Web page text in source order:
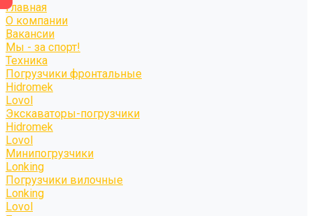
Главная
О компании
Вакансии
Мы - за спорт!
Техника
Погрузчики фронтальные
Hidromek
Lovol
Экскаваторы-погрузчики
Hidromek
Lovol
Минипогрузчики
Lonking
Погрузчики вилочные
Lonking
Lovol